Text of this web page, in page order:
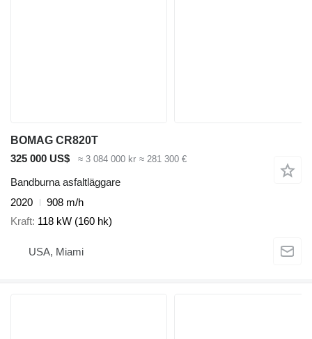
BOMAG CR820T
325 000 US$
≈ 3 084 000 kr ≈ 281 300 €
Bandburna asfaltläggare
2020
908 m/h
Kraft 118 kW (160 hk)
USA, Miami